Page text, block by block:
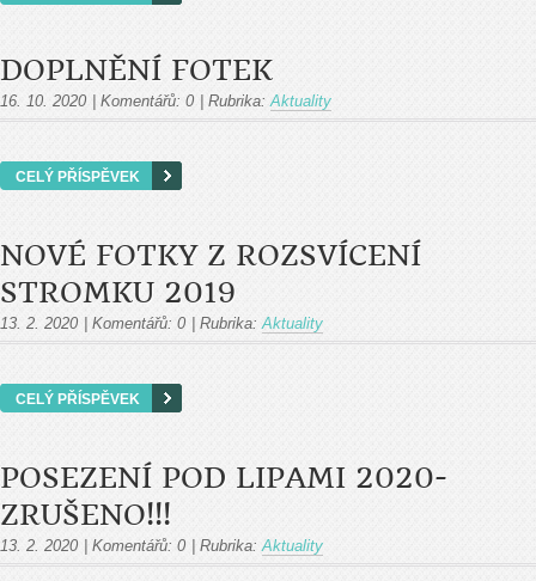
DOPLNĚNÍ FOTEK
16. 10. 2020 Komentářů: 0 Rubrika: Aktuality
CELÝ PŘÍSPĚVEK
NOVÉ FOTKY Z ROZSVÍCENÍ
STROMKU 2019
13. 2. 2020 Komentářů: 0 Rubrika: Aktuality
CELÝ PŘÍSPĚVEK
POSEZENÍ POD LIPAMI 2020-
ZRUŠENO!!!
13. 2. 2020 Komentářů: 0 Rubrika: Aktuality